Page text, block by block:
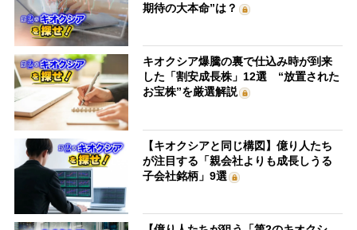
期待の大本命”は？
キオクシア爆騰の裏で仕込み時が到来
した「割安成長株」12選 “放置された
お宝株”を厳選解説
【キオクシアと同じ構図】億り人たち
が注目する「親会社よりも成長しうる
子会社銘柄」9選